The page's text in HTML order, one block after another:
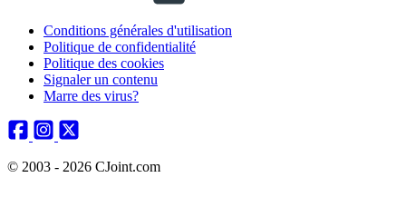
Conditions générales d'utilisation
Politique de confidentialité
Politique des cookies
Signaler un contenu
Marre des virus?
© 2003 - 2026 CJoint.com